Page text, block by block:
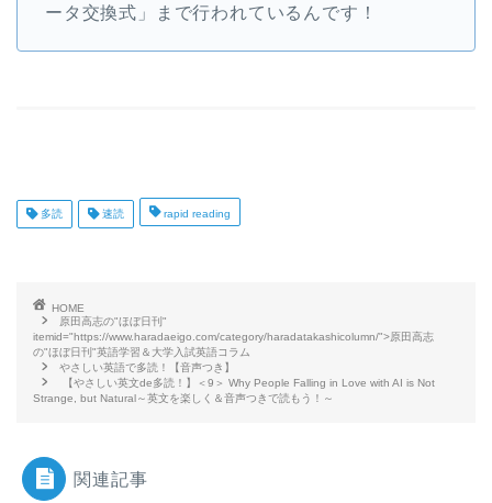
ータ交換式」まで行われているんです！
多読 速読 rapid reading
HOME
原田高志の"ほぼ日刊"
itemid="https://www.haradaeigo.com/category/haradatakashicolumn/">原田高志
の"ほぼ日刊"英語学習＆大学入試英語コラム
やさしい英語で多読！【音声つき】
【やさしい英文de多読！】＜9＞ Why People Falling in Love with AI is Not
Strange, but Natural～英文を楽しく＆音声つきで読もう！～
関連記事